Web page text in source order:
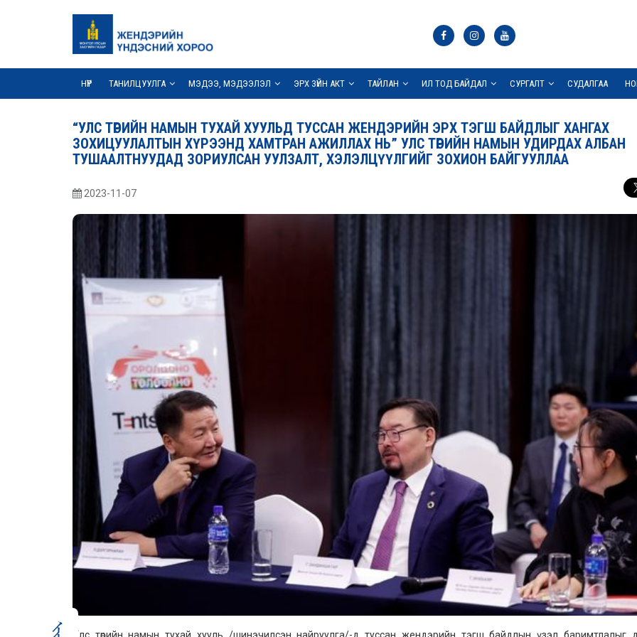
НҮҮР ТАНИЛЦУУЛГА МЭДЭЭ, МЭДЭЭЛЭЛ ЭРХ ЗҮЙН АКТ ТАЙЛАН ИЛ ТОД БАЙДАЛ СУРГАЛТ СУДАЛГАА
“УЛС ТӨРИЙН НАМЫН ТУХАЙ ХУУЛЬД ТУССАН ЖЕНДЭРИЙН ЭРХ ТЭГШ БАЙДЛЫГ ХАНГАХ
ЗОХИЦУУЛАЛТЫН ХҮРЭЭНД ХАМТРАН АЖИЛЛАХ НЬ” УЛС ТӨРИЙН НАМЫН УДИРДАХ АЛБАН
ТУШААЛТНУУДАД ЗОРИУЛСАН УУЛЗАЛТ, ХЭЛЭЛЦҮҮЛГИЙГ ЗОХИОН БАЙГУУЛЛАА
2023-11-07
Улс төрийн намын тухай хууль /шинэчилсэн найруулга/-д туссан жендэрийн тэгш байдлын үзэл баримтлалыг